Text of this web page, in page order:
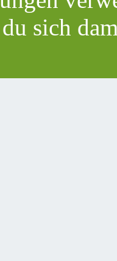
sich